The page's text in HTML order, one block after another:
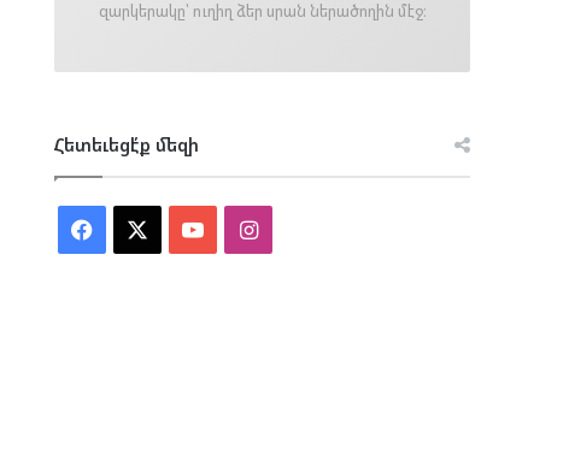
զարկերակը՝ ուղիղ ձեր սրան ներածողին մէջ։
Հետեւեցէ՛ք մեզի
Facebook YouTubeInstagram